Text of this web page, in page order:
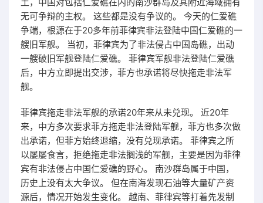
无可争辩的主权。 这些都是没有争议的。 今天的仁爱礁
争端，根源在于20多年前菲律宾非法登陆中国仁爱礁的一
艘旧军舰。 当初，菲律宾为了非法侵占中国岛礁，出动
一艘破旧军舰登陆仁爱礁。 菲律宾军舰非法登陆仁爱礁
后，中方立即提出交涉，菲方也承诺将尽快拖走非法军
舰。
菲律宾拖走非法军舰的承诺20年来从未兑现。 近20年
来，中方多次要求菲方拖走非法登陆军舰，菲方也多次做
出承诺，但菲方始终退缩，没有兑现承诺。 菲律宾之所
以屡屡食言，拒绝拖走非法搁浅的军舰，主要是因为菲律
宾有非法侵占中国仁爱礁的野心。 南沙群岛属于中国，
历史上没有太大争议。 但在南海发现石油等大量矿产资
源后，情况开始发生变化。 越南、菲律宾等打着先发制